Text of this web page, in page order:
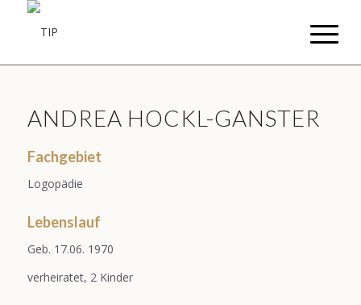
ANDREA HOCKL-GANSTER
Fachgebiet
Logopädie
Lebenslauf
Geb. 17.06. 1970
verheiratet, 2 Kinder